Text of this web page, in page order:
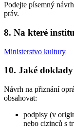
Podejte písemný
práv.
8. Na které
Ministerstvo kultury
10. Jaké
Návrh na přiznání
obsahovat:
podpisy (v
nebo cizinců s